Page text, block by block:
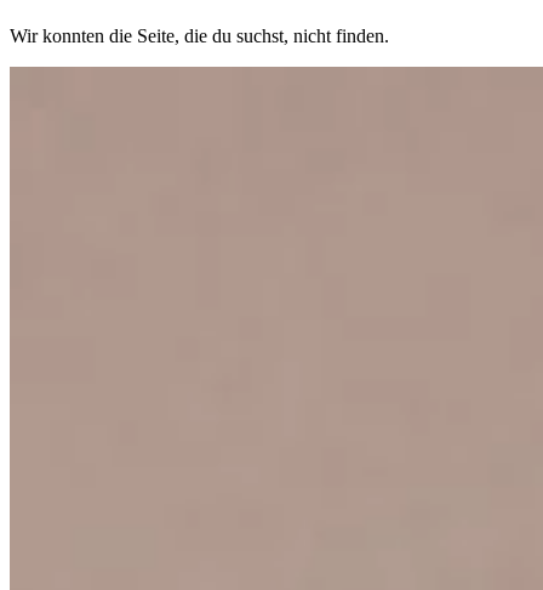
Wir konnten die Seite, die du suchst, nicht finden.